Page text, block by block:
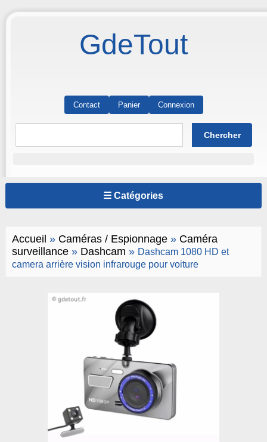
GdeTout
Contact Panier Connexion
☰ Catégories
Accueil » Caméras / Espionnage» Caméra
surveillance» Dashcam » Dashcam 1080 HD et
camera arrière vision infrarouge pour voiture